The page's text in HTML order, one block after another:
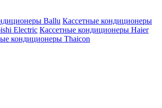
Ballu Кассетные кондиционеры
Electric Кассетные кондиционеры Haier
кондиционеры Thaicon